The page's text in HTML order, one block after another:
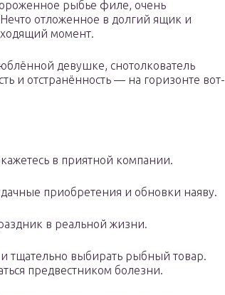
рыбье филе, очень
отложенное в долгий ящик и
момент.
девушке, снотолкователь
и отстранённость — на горизонте вот-
в приятной компании.
приобретения и обновки наяву.
в реальной жизни.
тщательно выбирать рыбный товар.
предвестником болезни.